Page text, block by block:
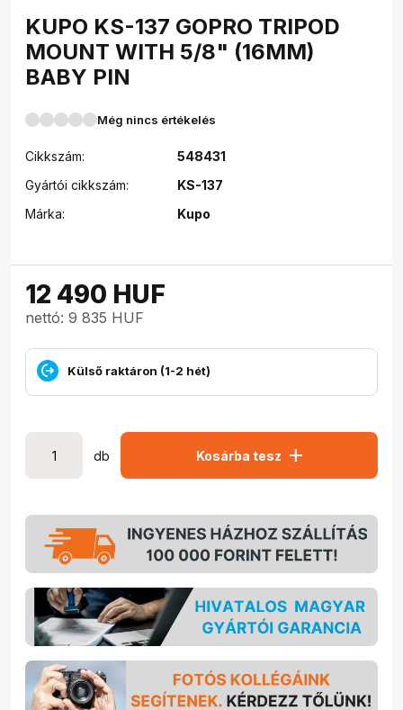
KUPO KS-137 GOPRO TRIPOD
MOUNT WITH 5/8" (16MM)
BABY PIN
Még nincs értékelés
Cikkszám:
548431
Gyártói cikkszám:
KS-137
Márka:
Kupo
12 490 HUF
nettó: 9 835 HUF
Külső raktáron (1-2 hét)
db Kosárba tesz add